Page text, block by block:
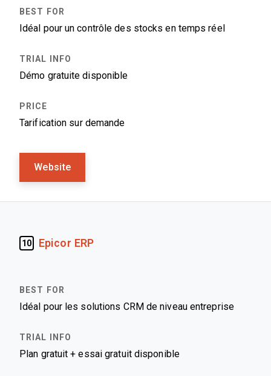
Idéal pour un contrôle des stocks en temps réel
Démo gratuite disponible
Tarification sur demande
Website
10 Epicor ERP
Idéal pour les solutions CRM de niveau entreprise
Plan gratuit + essai gratuit disponible